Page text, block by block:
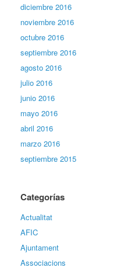
diciembre 2016
noviembre 2016
octubre 2016
septiembre 2016
agosto 2016
julio 2016
junio 2016
mayo 2016
abril 2016
marzo 2016
septiembre 2015
Categorías
Actualitat
AFIC
Ajuntament
Associacions